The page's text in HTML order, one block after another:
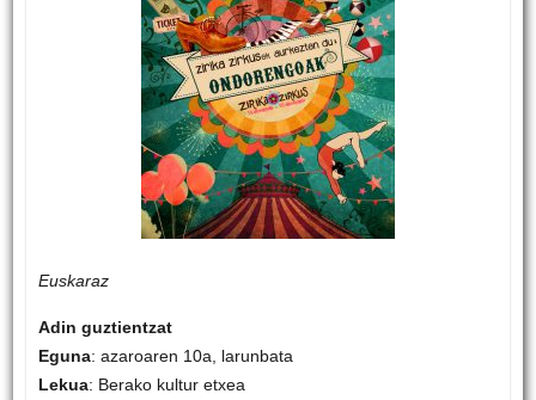
Euskaraz
Adin guztientzat
Eguna: azaroaren 10a, larunbata
Lekua: Berako kultur etxea